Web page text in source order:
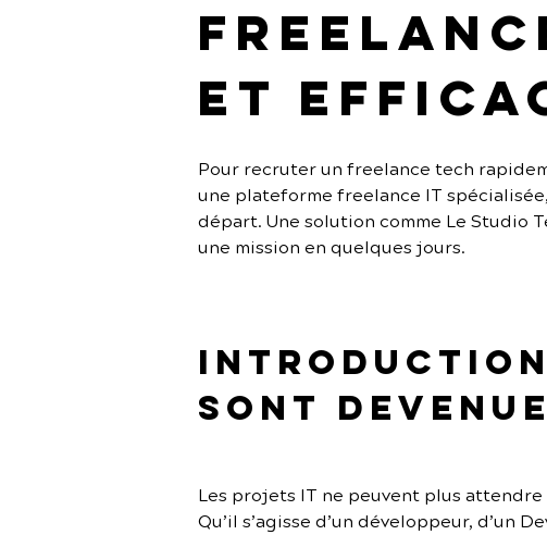
et
Pour recruter un freelance tech
une plateforme freelance IT
départ. Une solution comme Le Studio
une mission en quelques jours.
sont
Les projets IT ne peuvent plus
Qu’il s’agisse d’un développeur, d’un